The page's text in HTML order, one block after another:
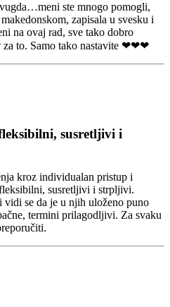
ste mnogo pomogli,
zapisala u svesku i
na ovaj rad, sve tako dobro
za to. Samo tako nastavite ❤❤❤
susretljivi i
kroz individualan pristup i
susretljivi i strpljivi.
se da je u njih uloženo puno
termini prilagodljivi. Za svaku